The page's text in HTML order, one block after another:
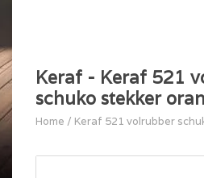
Keraf - Keraf 521
schuko stekker
Home / Keraf 521 volrubber